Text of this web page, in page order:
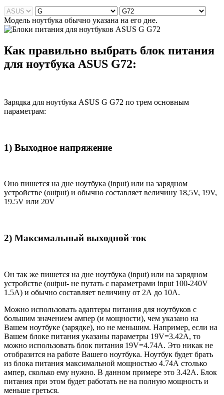
Модель ноутбука обычно указана на его дне.
Как правильно выбрать блок питания
для ноутбука ASUS G72:
Зарядка для ноутбука ASUS G G72 по трем основным
параметрам:
1) Выходное напряжение
Оно пишется на дне ноутбука (input) или на зарядном
устройстве (output) и обычно составляет величину 18,5V, 19V,
19.5V или 20V
2) Максимальный выходной ток
Он так же пишется на дне ноутбука (input) или на зарядном
устройстве (output- не путать с параметрами input 100-240V
1.5A) и обычно составляет величину от 2А до 10A.
Можно использовать адаптеры питания для ноутбуков с
большим значением ампер (и мощности), чем указано на
Вашем ноутбуке (зарядке), но не меньшим. Например, если на
Вашем блоке питания указаны параметры 19V=3.42A, то
можно использовать блок питания 19V=4.74A. Это никак не
отобразится на работе Вашего ноутбука. Ноутбук будет брать
из блока питания максимальной мощностью 4.74А столько
ампер, сколько ему нужно. В данном примере это 3.42А. Блок
питания при этом будет работать не на полную мощность и
меньше греться.